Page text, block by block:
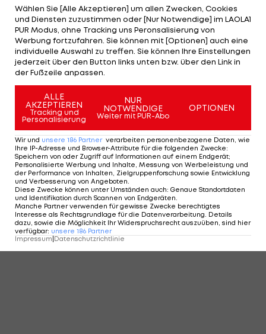
KOMMENTARE
Wählen Sie [Alle Akzeptieren] um allen Zwecken, Cookies
und Diensten zuzustimmen oder [Nur Notwendige] im LAOLA1
PUR Modus, ohne Tracking uns Peronsalisierung von
Werbung fortzufahren. Sie können mit [Optionen] auch eine
individuelle Auswahl zu treffen. Sie können Ihre Einstellungen
jederzeit über den Button links unten bzw. über den Link in
der Fußzeile anpassen.
ALLE
AKZEPTIEREN
Tracking und
Personalisierung
NUR
NOTWENDIGE
Weiter mit PUR-Abo
OPTIONEN
Wir und unsere 186 Partner verarbeiten personenbezogene Daten, wie
Ihre IP-Adresse und Browser-Attribute für die folgenden Zwecke:
Speichern von oder Zugriff auf Informationen auf einem Endgerät;
Personalisierte Werbung und Inhalte, Messung von Werbeleistung und
der Performance von Inhalten, Zielgruppenforschung sowie Entwicklung
und Verbesserung von Angeboten.
Diese Zwecke können unter Umständen auch: Genaue Standortdaten
und Identifikation durch Scannen von Endgeräten.
Manche Partner verwenden für gewisse Zwecke berechtigtes
Interesse als Rechtsgrundlage für die Datenverarbeitung. Details
dazu, sowie die Möglichkeit Ihr Widerspruchsrecht auszuüben, sind hier
verfügbar: unsere 186 Partner
Impressum Datenschutzrichtlinie